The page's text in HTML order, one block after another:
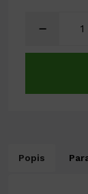
Popis